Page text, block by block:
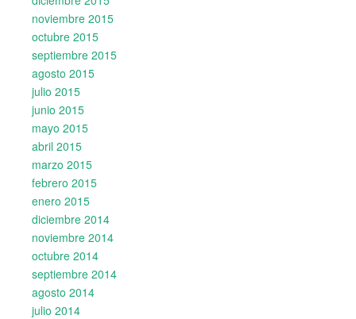
noviembre 2015
octubre 2015
septiembre 2015
agosto 2015
julio 2015
junio 2015
mayo 2015
abril 2015
marzo 2015
febrero 2015
enero 2015
diciembre 2014
noviembre 2014
octubre 2014
septiembre 2014
agosto 2014
julio 2014